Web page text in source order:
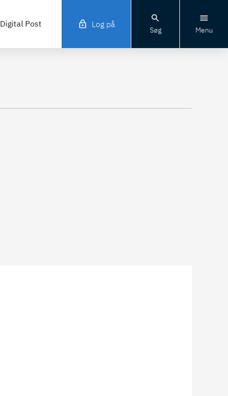
Digital Post Log på
Søg Menu